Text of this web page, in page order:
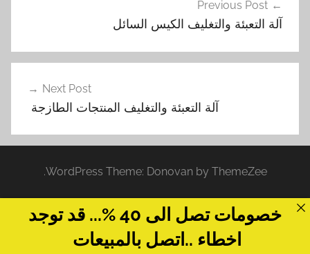
المقالات
Previous Post
آلة التعبئة والتغليف الكيس السائل
Next Post
آلة التعبئة والتغليف المنتجات الطازجة
WordPress Theme: Donovan by ThemeZee.
خصومات تصل الى 40 %... قد توجد
اخطاء ..اتصل بالمبيعات